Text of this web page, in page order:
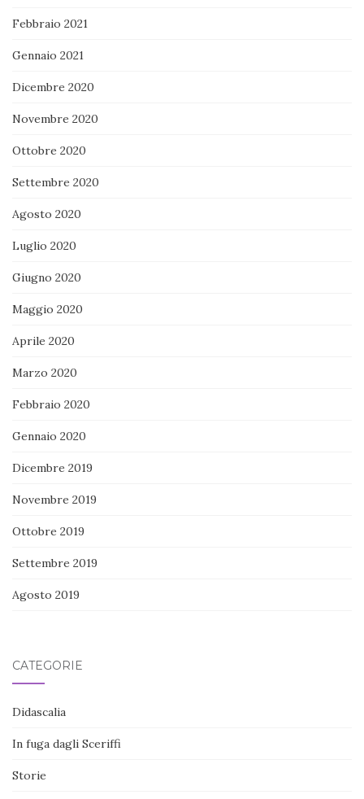
Febbraio 2021
Gennaio 2021
Dicembre 2020
Novembre 2020
Ottobre 2020
Settembre 2020
Agosto 2020
Luglio 2020
Giugno 2020
Maggio 2020
Aprile 2020
Marzo 2020
Febbraio 2020
Gennaio 2020
Dicembre 2019
Novembre 2019
Ottobre 2019
Settembre 2019
Agosto 2019
CATEGORIE
Didascalia
In fuga dagli Sceriffi
Storie